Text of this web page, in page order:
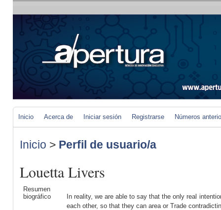
Inicio Acerca de Iniciar sesión Registrarse Números
Inicio > Perfil de usuario/a
Louetta Livers
Resumen
biográfico
In reality, we are able to say that the only real
each other, so that they can area or Trade